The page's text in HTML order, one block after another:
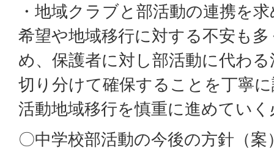
・地域クラブと部活動の連携を
希望や地域移行に対する不安も
め、保護者に対し部活動に代わ
切り分けて確保することを丁寧
活動地域移行を慎重に進めてい
〇中学校部活動の今後の方針（